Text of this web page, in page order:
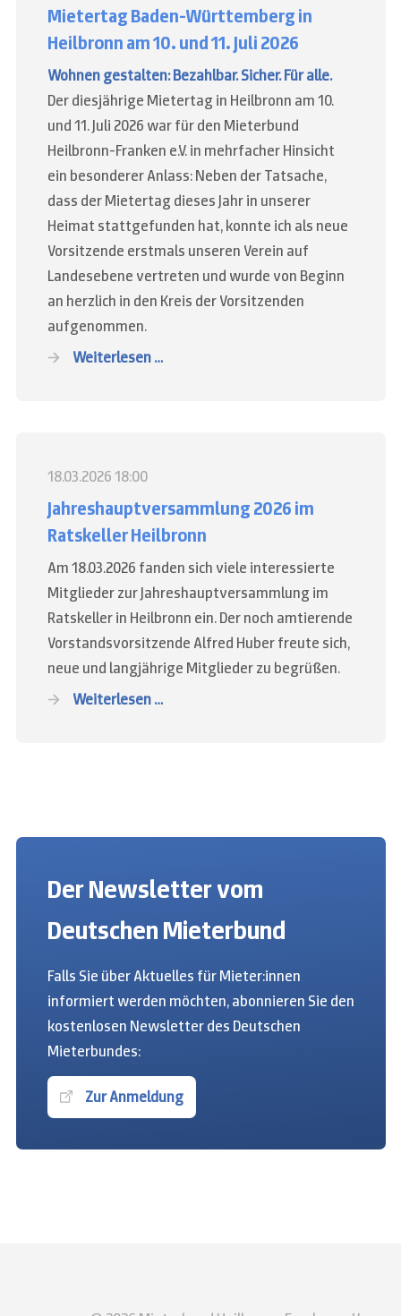
Mietertag Baden-Württemberg in
Heilbronn am 10. und 11. Juli 2026
Wohnen gestalten: Bezahlbar. Sicher. Für alle.
Der diesjährige Mietertag in Heilbronn am 10.
und 11. Juli 2026 war für den Mieterbund
Heilbronn-Franken e.V. in mehrfacher Hinsicht
ein besonderer Anlass: Neben der Tatsache,
dass der Mietertag dieses Jahr in unserer
Heimat stattgefunden hat, konnte ich als neue
Vorsitzende erstmals unseren Verein auf
Landesebene vertreten und wurde von Beginn
an herzlich in den Kreis der Vorsitzenden
aufgenommen.
Weiterlesen …
18.03.2026 18:00
Jahreshauptversammlung 2026 im
Ratskeller Heilbronn
Am 18.03.2026 fanden sich viele interessierte
Mitglieder zur Jahreshauptversammlung im
Ratskeller in Heilbronn ein. Der noch amtierende
Vorstandsvorsitzende Alfred Huber freute sich,
neue und langjährige Mitglieder zu begrüßen.
Weiterlesen …
Der Newsletter vom
Deutschen Mieterbund
Falls Sie über Aktuelles für Mieter:innen
informiert werden möchten, abonnieren Sie den
kostenlosen Newsletter des Deutschen
Mieterbundes:
Zur Anmeldung